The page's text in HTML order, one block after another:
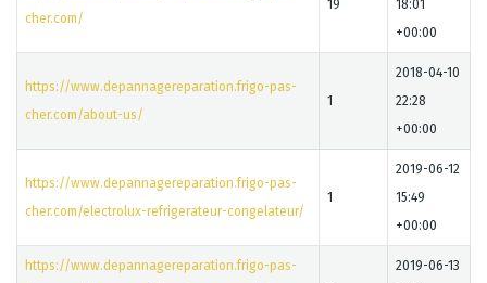
cher.com/
19
18:01
+00:00
https://www.depannagereparation.frigo-pas-
cher.com/about-us/
1
2018-04-10
22:28
+00:00
https://www.depannagereparation.frigo-pas-
cher.com/electrolux-refrigerateur-congelateur/
1
2019-06-12
15:49
+00:00
https://www.depannagereparation.frigo-pas-
2019-06-13